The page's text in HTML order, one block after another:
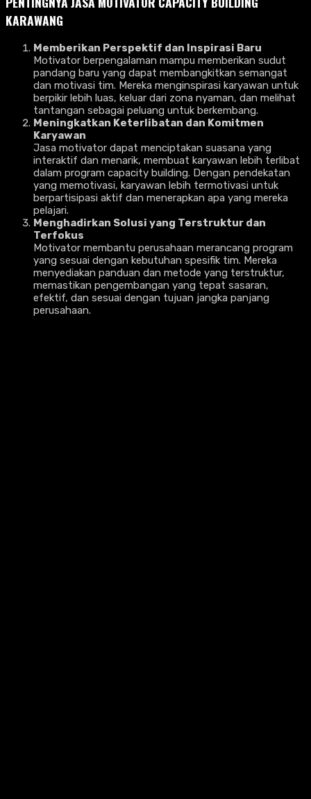
KARAWANG
Memberikan Perspektif dan Inspirasi Baru
Motivator berpengalaman mampu memberikan sudut
pandang baru yang dapat membangkitkan semangat
dan motivasi tim. Mereka menginspirasi karyawan untuk
berpikir lebih luas, keluar dari zona nyaman, dan melihat
tantangan sebagai peluang untuk berkembang.
Meningkatkan Keterlibatan dan Komitmen
Karyawan
Jasa motivator dapat menciptakan suasana yang
interaktif dan menarik, membuat karyawan lebih terlibat
dalam program capacity building. Dengan pendekatan
yang memotivasi, karyawan lebih termotivasi untuk
berpartisipasi aktif dan menerapkan apa yang mereka
pelajari.
Menghadirkan Solusi yang Terstruktur dan
Terfokus
Motivator membantu perusahaan merancang program
yang sesuai dengan kebutuhan spesifik tim. Mereka
menyediakan panduan dan metode yang terstruktur,
memastikan pengembangan yang tepat sasaran,
efektif, dan sesuai dengan tujuan jangka panjang
perusahaan.